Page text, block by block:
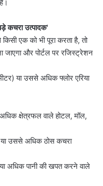
कचरा उत्पादक'
किसी एक को भी पूरा करता है, तो
और पोर्टल पर रजिस्ट्रेशन
या उससे अधिक फ्लोर एरिया
क्षेत्रफल वाले होटल, मॉल,
या उससे अधिक ठोस कचरा
अधिक पानी की खपत करने वाले